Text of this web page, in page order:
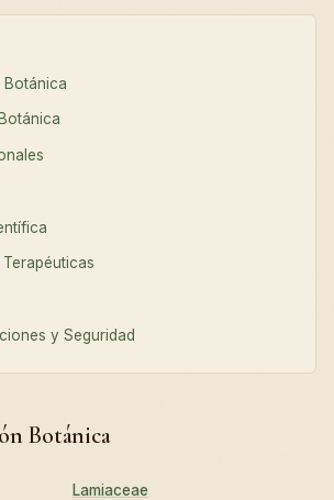
y Seguridad
Botánica
Lamiaceae